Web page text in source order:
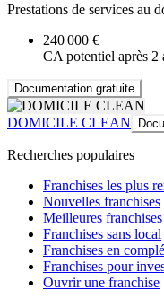
Prestations de services au
240 000 €
CA potentiel après 2
Documentation gratuite
DOMICILE CLEAN
Recherches populaires
Franchises les plus
Nouvelles franchises
Meilleures franchises
Franchises sans local
Franchises en
Franchises pour
Ouvrir une franchise